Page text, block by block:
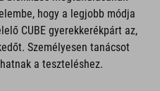
hogy a legjobb módja
CUBE gyerekkerékpárt az,
Személyesen tanácsot
a teszteléshez.